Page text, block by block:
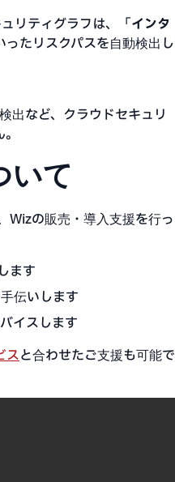
リティグラフは、
「インタ
ったリスクパスを自動検出し
出など、クラウドセキュリ
いて
Wizの販売・導入支援を行っ
ます
伝いします
イスします
スと合わせたご支援も可能で